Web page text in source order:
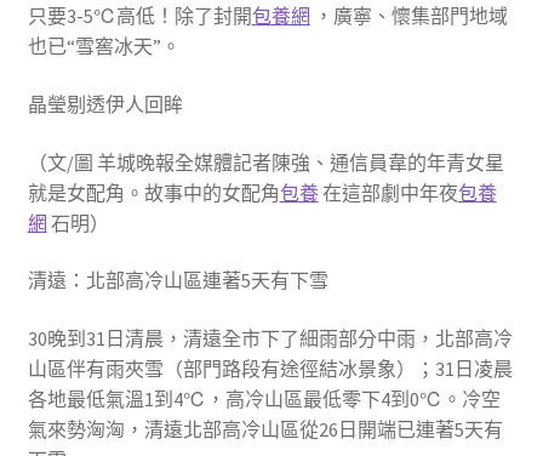
只要3-5℃高低！除了封開包養網 ，廣寧、懷集部門地域
也已“雪窖冰天”。
晶瑩剔透伊人回眸
（文/圖 羊城晚報全媒體記者陳強、通信員韋的年青女星
就是女配角。故事中的女配角包養在這部劇中年夜包養
網 石明）
清遠：北部高冷山區連著5天有下雪
30晚到31日清晨，清遠全市下了細雨部分中雨，北部高冷
山區伴有雨夾雪（部門路段有途徑結冰景象）；31日凌晨
各地最低氣溫1到4℃，高冷山區最低零下4到0℃。冷空
氣來勢洶洶，清遠北部高冷山區從26日開端已連著5天有